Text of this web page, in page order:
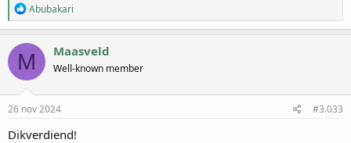
W
a
a
r
d
e
r
i
n
e
Abubakari
M Maasveld
Well-known member
26 nov 2024 #3.033
Dikverdiend!